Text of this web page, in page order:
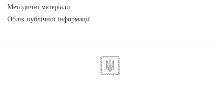
Методичні матеріали
Облік публічної інформації